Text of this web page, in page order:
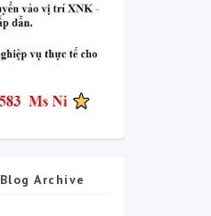
Blog Archive